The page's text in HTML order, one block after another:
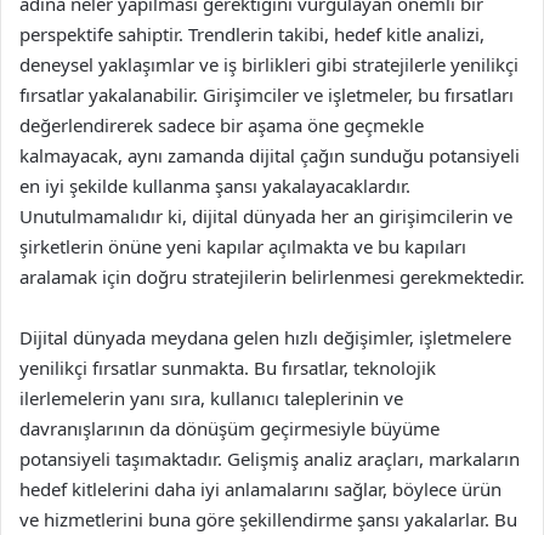
perspektife sahiptir. Trendlerin takibi, hedef kitle analizi,
deneysel yaklaşımlar ve iş birlikleri gibi stratejilerle yenilikçi
fırsatlar yakalanabilir. Girişimciler ve işletmeler, bu fırsatları
değerlendirerek sadece bir aşama öne geçmekle
kalmayacak, aynı zamanda dijital çağın sunduğu potansiyeli
en iyi şekilde kullanma şansı yakalayacaklardır.
Unutulmamalıdır ki, dijital dünyada her an girişimcilerin ve
şirketlerin önüne yeni kapılar açılmakta ve bu kapıları
aralamak için doğru stratejilerin belirlenmesi gerekmektedir.
Dijital dünyada meydana gelen hızlı değişimler, işletmelere
yenilikçi fırsatlar sunmakta. Bu fırsatlar, teknolojik
ilerlemelerin yanı sıra, kullanıcı taleplerinin ve
davranışlarının da dönüşüm geçirmesiyle büyüme
potansiyeli taşımaktadır. Gelişmiş analiz araçları, markaların
hedef kitlelerini daha iyi anlamalarını sağlar, böylece ürün
ve hizmetlerini buna göre şekillendirme şansı yakalarlar. Bu